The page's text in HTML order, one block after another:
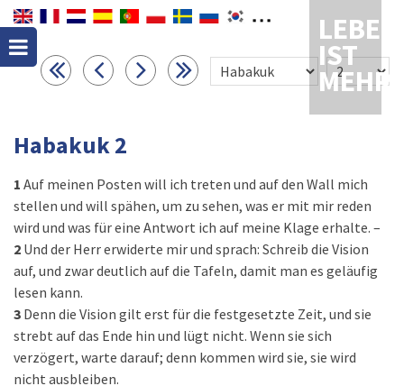
LEBEN
IST
MEHR
Habakuk 2
1 Auf meinen Posten will ich treten und auf den Wall mich
stellen und will spähen, um zu sehen, was er mit mir reden
wird und was für eine Antwort ich auf meine Klage erhalte. –
2 Und der Herr erwiderte mir und sprach: Schreib die Vision
auf, und zwar deutlich auf die Tafeln, damit man es geläufig
lesen kann.
3 Denn die Vision gilt erst für die festgesetzte Zeit, und sie
strebt auf das Ende hin und lügt nicht. Wenn sie sich
verzögert, warte darauf; denn kommen wird sie, sie wird
nicht ausbleiben.